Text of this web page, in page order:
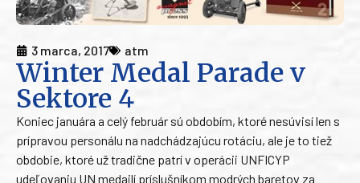
3 marca, 2017 atm
Winter Medal Parade v
Sektore 4
Koniec januára a celý február sú obdobím, ktoré nesúvisí len s
prípravou personálu na nadchádzajúcu rotáciu, ale je to tiež
obdobie, ktoré už tradične patrí v operácii UNFICYP
udeľovaniu UN medailí príslušníkom modrých baretov za